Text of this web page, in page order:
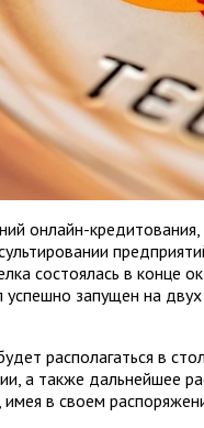
онлайн-
состоялась в конце
успешно запущен на
располагаться в
а также дальнейшее
в своем